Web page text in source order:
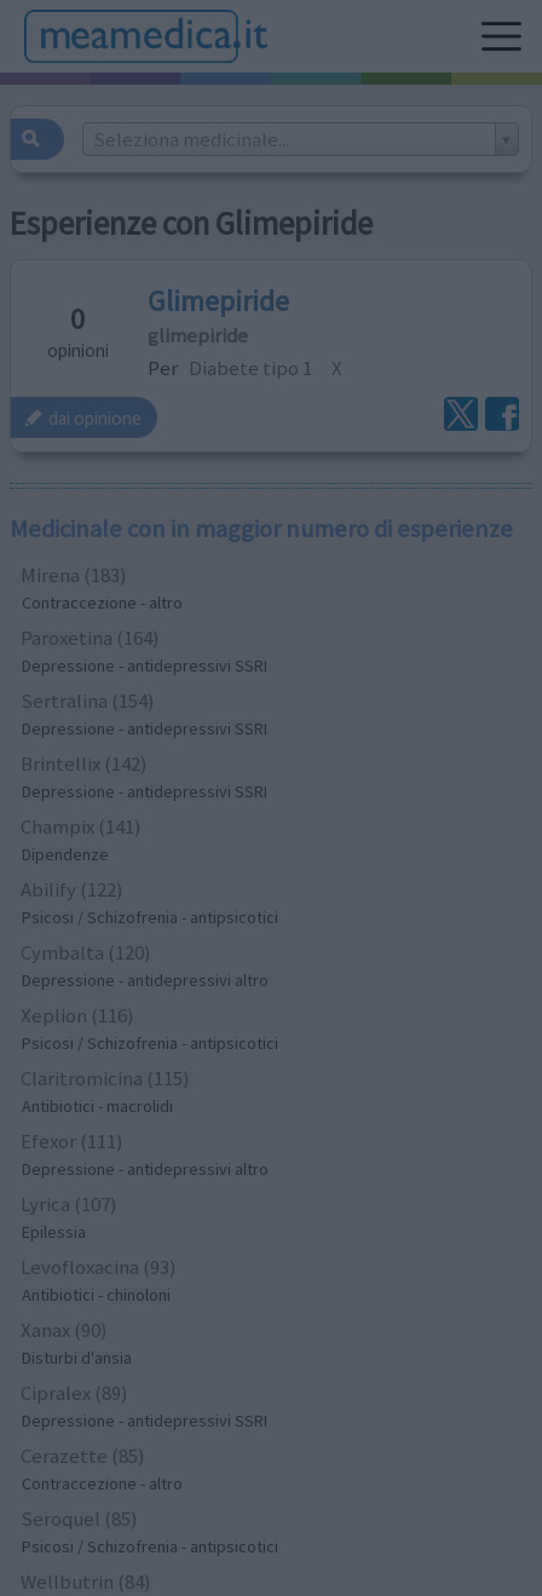
Seleziona medicinale...
Esperienze con Glimepiride
0
opinioni
Glimepiride
glimepiride
Per Diabete tipo 1 X
dai opinione
Medicinale con in maggior numero di esperienze
Mirena (183)
Contraccezione - altro
Paroxetina (164)
Depressione - antidepressivi SSRI
Sertralina (154)
Depressione - antidepressivi SSRI
Brintellix (142)
Depressione - antidepressivi SSRI
Champix (141)
Dipendenze
Abilify (122)
Psicosi / Schizofrenia - antipsicotici
Cymbalta (120)
Depressione - antidepressivi altro
Xeplion (116)
Psicosi / Schizofrenia - antipsicotici
Claritromicina (115)
Antibiotici - macrolidi
Efexor (111)
Depressione - antidepressivi altro
Lyrica (107)
Epilessia
Levofloxacina (93)
Antibiotici - chinoloni
Xanax (90)
Disturbi d'ansia
Cipralex (89)
Depressione - antidepressivi SSRI
Cerazette (85)
Contraccezione - altro
Seroquel (85)
Psicosi / Schizofrenia - antipsicotici
Wellbutrin (84)